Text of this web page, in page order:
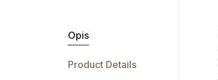
Opis
Product Details